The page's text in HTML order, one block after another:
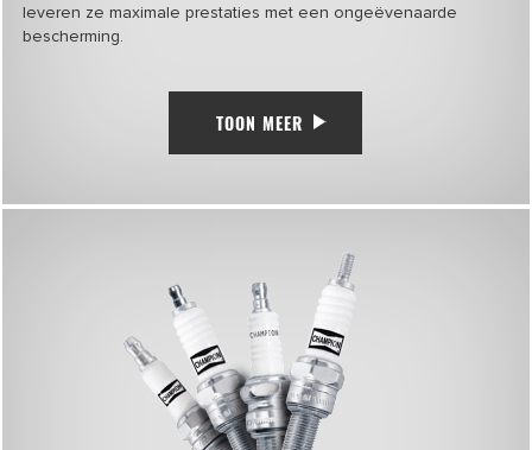
leveren ze maximale prestaties met een ongeëvenaarde
bescherming.
TOON MEER